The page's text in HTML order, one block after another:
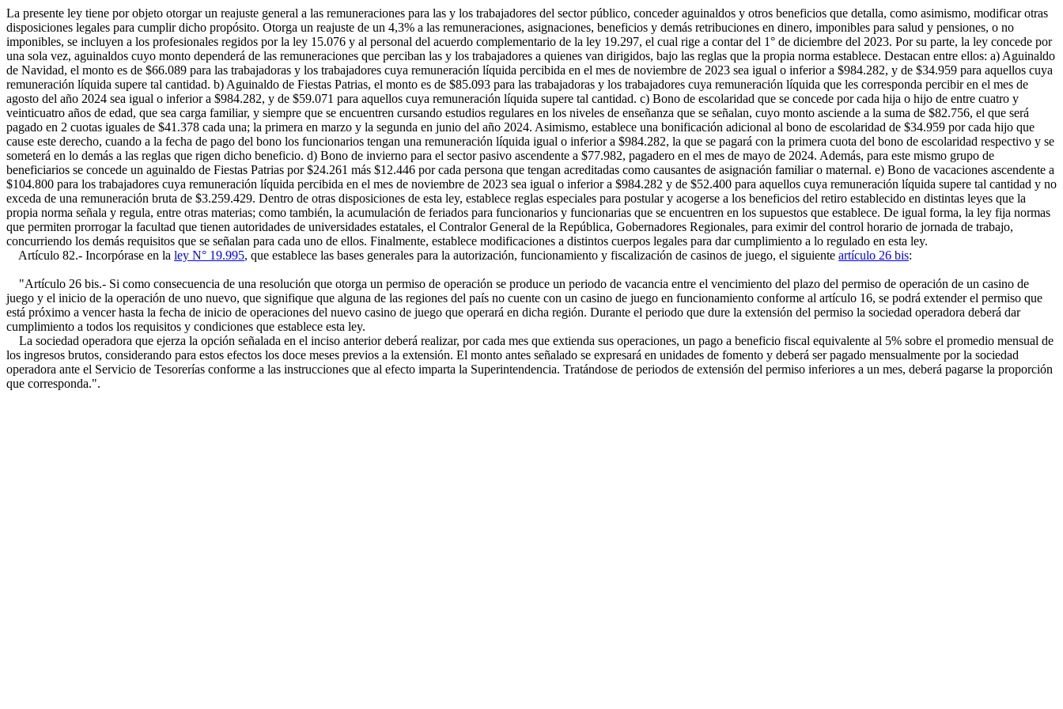
La presente ley tiene por objeto otorgar un reajuste general a las remuneraciones para las y los trabajadores del sector público, conceder aguinaldos y otros beneficios que detalla, como asimismo, modificar otras
disposiciones legales para cumplir dicho propósito. Otorga un reajuste de un 4,3% a las remuneraciones, asignaciones, beneficios y demás retribuciones en dinero, imponibles para salud y pensiones, o no
imponibles, se incluyen a los profesionales regidos por la ley 15.076 y al personal del acuerdo complementario de la ley 19.297, el cual rige a contar del 1° de diciembre del 2023. Por su parte, la ley concede por
una sola vez, aguinaldos cuyo monto dependerá de las remuneraciones que perciban las y los trabajadores a quienes van dirigidos, bajo las reglas que la propia norma establece. Destacan entre ellos: a) Aguinaldo
de Navidad, el monto es de $66.089 para las trabajadoras y los trabajadores cuya remuneración líquida percibida en el mes de noviembre de 2023 sea igual o inferior a $984.282, y de $34.959 para aquellos cuya
remuneración líquida supere tal cantidad. b) Aguinaldo de Fiestas Patrias, el monto es de $85.093 para las trabajadoras y los trabajadores cuya remuneración líquida que les corresponda percibir en el mes de
agosto del año 2024 sea igual o inferior a $984.282, y de $59.071 para aquellos cuya remuneración líquida supere tal cantidad. c) Bono de escolaridad que se concede por cada hija o hijo de entre cuatro y
veinticuatro años de edad, que sea carga familiar, y siempre que se encuentren cursando estudios regulares en los niveles de enseñanza que se señalan, cuyo monto asciende a la suma de $82.756, el que será
pagado en 2 cuotas iguales de $41.378 cada una; la primera en marzo y la segunda en junio del año 2024. Asimismo, establece una bonificación adicional al bono de escolaridad de $34.959 por cada hijo que
cause este derecho, cuando a la fecha de pago del bono los funcionarios tengan una remuneración líquida igual o inferior a $984.282, la que se pagará con la primera cuota del bono de escolaridad respectivo y se
someterá en lo demás a las reglas que rigen dicho beneficio. d) Bono de invierno para el sector pasivo ascendente a $77.982, pagadero en el mes de mayo de 2024. Además, para este mismo grupo de
beneficiarios se concede un aguinaldo de Fiestas Patrias por $24.261 más $12.446 por cada persona que tengan acreditadas como causantes de asignación familiar o maternal. e) Bono de vacaciones ascendente a
$104.800 para los trabajadores cuya remuneración líquida percibida en el mes de noviembre de 2023 sea igual o inferior a $984.282 y de $52.400 para aquellos cuya remuneración líquida supere tal cantidad y no
exceda de una remuneración bruta de $3.259.429. Dentro de otras disposiciones de esta ley, establece reglas especiales para postular y acogerse a los beneficios del retiro establecido en distintas leyes que la
propia norma señala y regula, entre otras materias; como también, la acumulación de feriados para funcionarios y funcionarias que se encuentren en los supuestos que establece. De igual forma, la ley fija normas
que permiten prorrogar la facultad que tienen autoridades de universidades estatales, el Contralor General de la República, Gobernadores Regionales, para eximir del control horario de jornada de trabajo,
concurriendo los demás requisitos que se señalan para cada uno de ellos. Finalmente, establece modificaciones a distintos cuerpos legales para dar cumplimiento a lo regulado en esta ley.
Artículo 82.- Incorpórase en la ley N° 19.995, que establece las bases generales para la autorización, funcionamiento y fiscalización de casinos de juego, el siguiente artículo 26 bis:
"Artículo 26 bis.- Si como consecuencia de una resolución que otorga un permiso de operación se produce un periodo de vacancia entre el vencimiento del plazo del permiso de operación de un casino de
juego y el inicio de la operación de uno nuevo, que signifique que alguna de las regiones del país no cuente con un casino de juego en funcionamiento conforme al artículo 16, se podrá extender el permiso que
está próximo a vencer hasta la fecha de inicio de operaciones del nuevo casino de juego que operará en dicha región. Durante el periodo que dure la extensión del permiso la sociedad operadora deberá dar
cumplimiento a todos los requisitos y condiciones que establece esta ley.
La sociedad operadora que ejerza la opción señalada en el inciso anterior deberá realizar, por cada mes que extienda sus operaciones, un pago a beneficio fiscal equivalente al 5% sobre el promedio mensual de
los ingresos brutos, considerando para estos efectos los doce meses previos a la extensión. El monto antes señalado se expresará en unidades de fomento y deberá ser pagado mensualmente por la sociedad
operadora ante el Servicio de Tesorerías conforme a las instrucciones que al efecto imparta la Superintendencia. Tratándose de periodos de extensión del permiso inferiores a un mes, deberá pagarse la proporción
que corresponda.".